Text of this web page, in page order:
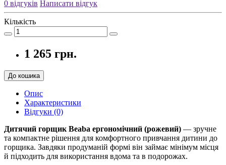
0 відгуків Написати відгук
Кількість
1 265 грн.
До кошика
Опис
Характеристики
Відгуки (0)
Дитячий горщик Beaba ергономічний (рожевий) — зручне
та компактне рішення для комфортного привчання дитини до
горщика. Завдяки продуманій формі він займає мінімум місця
й підходить для використання вдома та в подорожах.